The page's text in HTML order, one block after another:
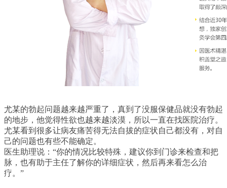
尤某的勃起问题越来越严重了，真到了没服保健品就没有勃起
的地步，他觉得性欲也越来越淡漠，所以一直在找医院治疗。
尤某看到很多让病友痛苦得无法自拔的症状自己都没有，对自
己的问题也有些不能确定。
医生助理说：“你的情况比较特殊，建议你到门诊来检查和把
脉，也有助于主任了解你的详细症状，然后再来看怎么治
疗。”